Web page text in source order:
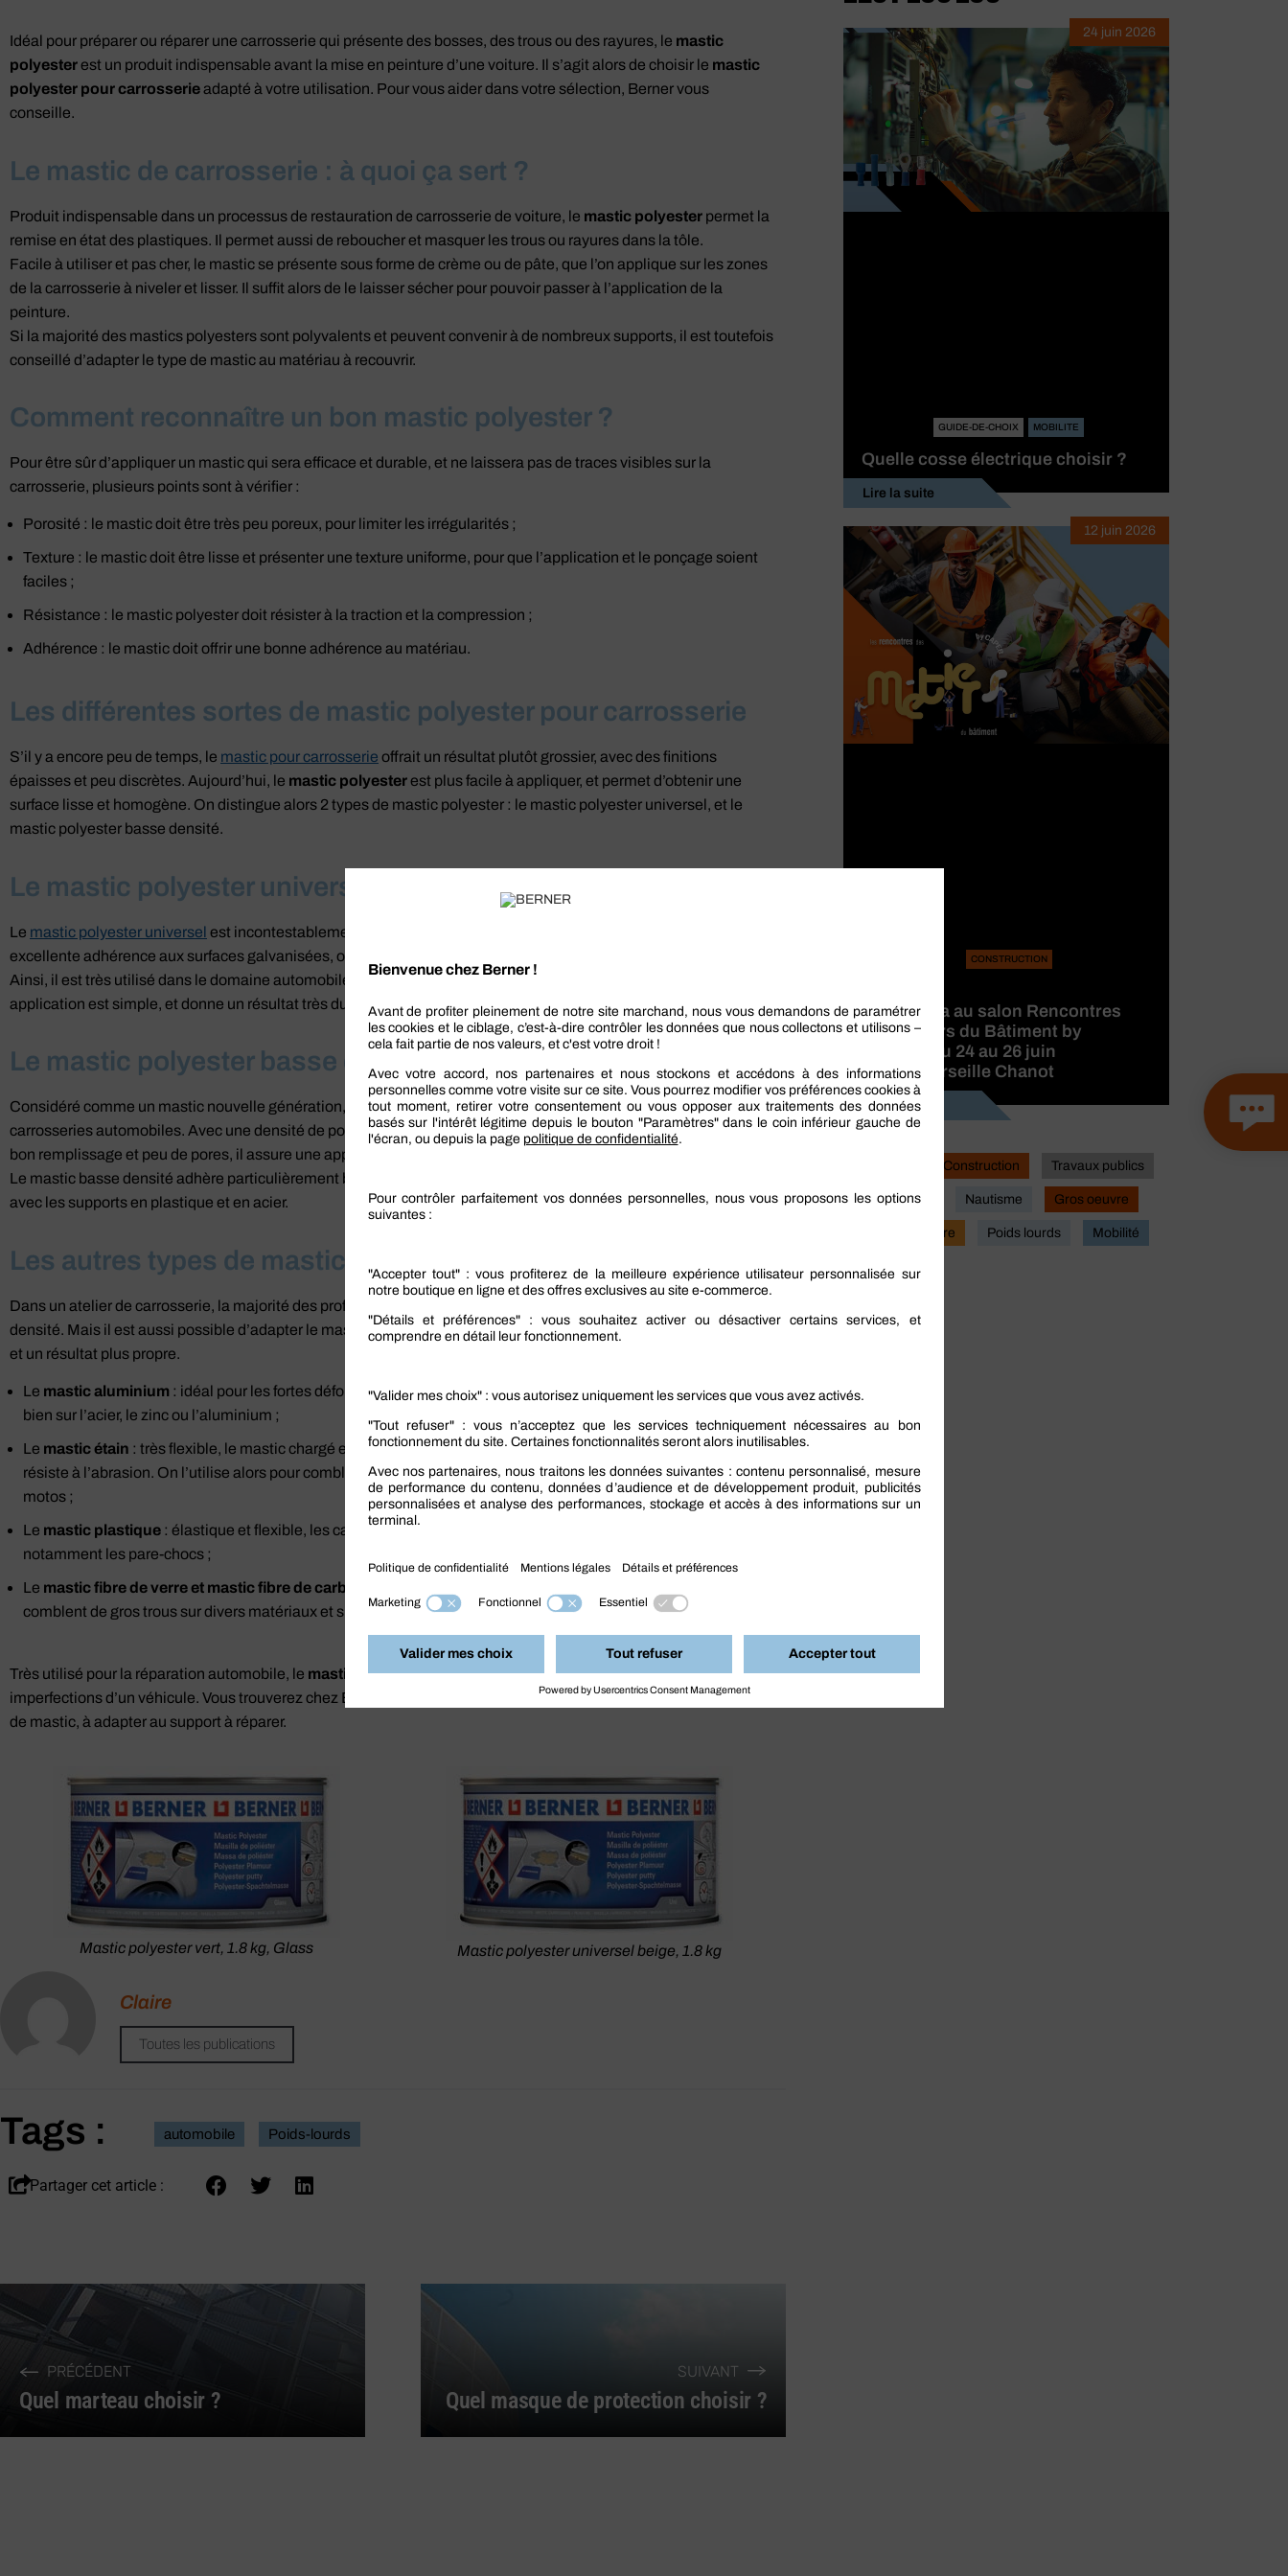
Idéal pour préparer ou réparer une carrosserie qui présente des bosses, des trous ou des rayures, le mastic
polyesterest un produit indispensable avant la mise en peinture d’une voiture. Il s’agit alors de choisir le mastic
polyester pour carrosserieadapté à votre utilisation. Pour vous aider dans votre sélection, Berner vous
conseille.
Le mastic de carrosserie : à quoi ça sert ?
Produit indispensable dans un processus de restauration de carrosserie de voiture, le mastic polyester permet la
remise en état des plastiques. Il permet aussi de reboucher et masquer les trous ou rayures dans la tôle.
Facile à utiliser et pas cher, le mastic se présente sous forme de crème ou de pâte, que l’on applique sur les zones
de la carrosserie à niveler et lisser. Il suffit alors de le laisser sécher pour pouvoir passer à l’application de la
peinture.
Si la majorité des mastics polyesters sont polyvalents et peuvent convenir à de nombreux supports, il est toutefois
conseillé d’adapter le type de mastic au matériau à recouvrir.
Comment reconnaître un bon mastic polyester ?
Pour être sûr d’appliquer un mastic qui sera efficace et durable, et ne laissera pas de traces visibles sur la
carrosserie, plusieurs points sont à vérifier :
Porosité : le mastic doit être très peu poreux, pour limiter les irrégularités ;
Texture : le mastic doit être lisse et présenter une texture uniforme, pour que l’application et le ponçage soient
faciles ;
Résistance : le mastic polyester doit résister à la traction et la compression ;
Adhérence : le mastic doit offrir une bonne adhérence au matériau.
Les différentes sortes de mastic polyester pour carrosserie
S’il y a encore peu de temps, le mastic pour carrosserie offrait un résultat plutôt grossier, avec des finitions
épaisses et peu discrètes. Aujourd’hui, le mastic polyesterest plus facile à appliquer, et permet d’obtenir une
surface lisse et homogène. On distingue alors 2 types de mastic polyester : le mastic polyester universel, et le
mastic polyester basse densité.
Le mastic polyester universel
Le mastic polyester universel est incontestablement le mastic le plus utilisé par les carrossiers. Grâce à son
excellente adhérence aux surfaces galvanisées, ou aux supports en acier, il est considéré comme très polyvalent.
Ainsi, il est très utilisé dans le domaine automobile, mais aussi dans le secteur de l’industrie. Enfin, son
application est simple, et donne un résultat très dur et extrêmement résistant.
Le mastic polyester basse densité
Considéré comme un mastic nouvelle génération, le mastic à faible densité est particulièrement adapté aux
carrosseries automobiles. Avec une densité de poids plus faible que le mastic universel, une grande finesse, un
bon remplissage et peu de pores, il assure une application et un ponçage faciles, pour un résultat lisse et discret.
Le mastic basse densité adhère particulièrement bien aux surfaces en aluminium galvanisé. I en est de même
avec les supports en plastique et en acier.
Les autres types de mastics
Dans un atelier de carrosserie, la majorité des professionnels utilisent du mastic universel ou du mastic faible
densité. Mais il est aussi possible d’adapter le mastic au matériau à traiter, afin d’obtenir une meilleure adhérence
et un résultat plus propre.
Le mastic aluminium : idéal pour les fortes déformations, ce mastic chargé en particules d’aluminium adhère
bien sur l’acier, le zinc ou l’aluminium ;
Le mastic étain : très flexible, le mastic chargé en particules d’étain absorbe bien les vibrations du véhicule et
résiste à l’abrasion. On l’utilise alors pour combler des trous de rouille sur différentes parties de voitures et
motos ;
Le mastic plastique : élastique et flexible, les carrossiers l’utilisent sur les plastiques de véhicules, et
notamment les pare-chocs ;
Le mastic fibre de verre et mastic fibre de carbone
comblent de gros trous sur divers matériaux et supports.
Très utilisé pour la réparation automobile, le mastic polyesterest un indispensable pour masquer les
imperfections d’un véhicule. Vous trouverez chez Berner, leader de la
quincaillerie professionnelle, différents types
de mastic, à adapter au support à réparer.
Mastic polyester vert, 1.8 kg, Glass Mastic polyester universel beige, 1.8 kg
Claire
Toutes les publications
Tags : automobile Poids-lourds
Partager cet article :
PRÉCÉDENT
Quel marteau choisir ?
SUIVANT
Quel masque de protection choisir ?
GUIDE-DE-CHOIX MOBILITE
Quelle cosse électrique choisir ?
Lire la suite
24 juin 2026
CONSTRUCTION
participera au salon Rencontres
des Métiers du Bâtiment by
CAPEB, du 24 au 26 juin
2026 à Marseille Chanot
Lire la suite
12 juin 2026
Construction Travaux publics
Actualites Nautisme Gros oeuvre
Second oeuvre Poids lourds Mobilité